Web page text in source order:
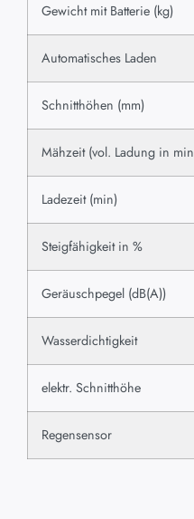
Gewicht mit Batterie (kg)
Automatisches Laden
Schnitthöhen (mm)
Mähzeit (vol. Ladung in
Ladezeit (min)
Steigfähigkeit in %
Geräuschpegel (dB(A))
Wasserdichtigkeit
elektr. Schnitthöhe
Regensensor